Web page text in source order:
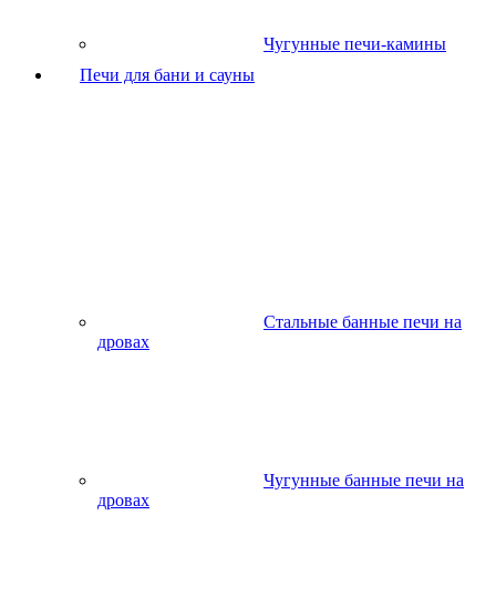
Чугунные печи-камины
Печи для бани и сауны
Стальные банные печи на
дровах
Чугунные банные печи на
дровах